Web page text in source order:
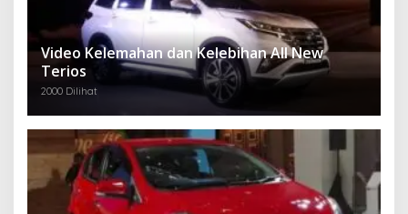
Video Kelemahan dan Kelebihan All New
Terios
2000 Dilihat